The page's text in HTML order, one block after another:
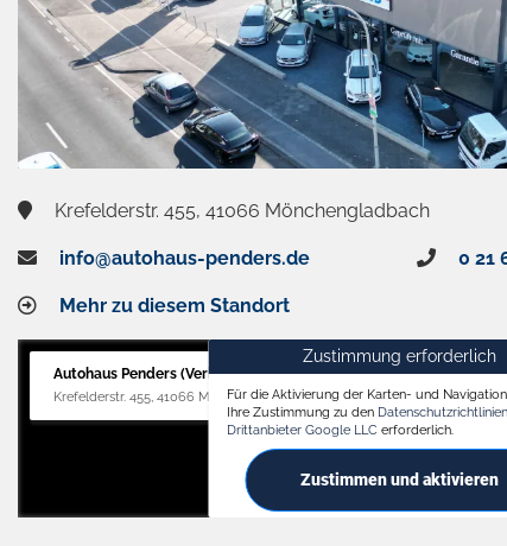
Krefelderstr. 455, 41066 Mönchengladbach
info@autohaus-penders.de 0 21
Mehr zu diesem Standort
Autohaus Penders (Verkauf)
Krefelderstr. 455, 41066 Mönchengladbach
Zustimmung erforderlich
Für die Aktivierung der Karten- und
Ihre Zustimmung zu den
Drittanbieter Google LLC erforderlich.
Zustimmen und aktivieren